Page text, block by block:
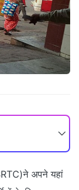
अपने यहां